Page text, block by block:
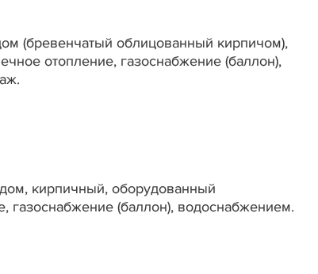
(бревенчатый облицованный кирпичом),
отопление, газоснабжение (баллон),
кирпичный, оборудованный
газоснабжение (баллон), водоснабжением.